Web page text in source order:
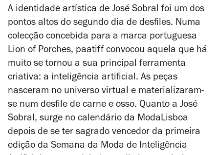
A identidade artística de José Sobral foi um dos
pontos altos do segundo dia de desfiles. Numa
colecção concebida para a marca portuguesa
Lion of Porches, paatiff convocou aquela que há
muito se tornou a sua principal ferramenta
criativa: a inteligência artificial. As peças
nasceram no universo virtual e materializaram-
se num desfile de carne e osso. Quanto a José
Sobral, surge no calendário da ModaLisboa
depois de se ter sagrado vencedor da primeira
edição da Semana da Moda de Inteligência